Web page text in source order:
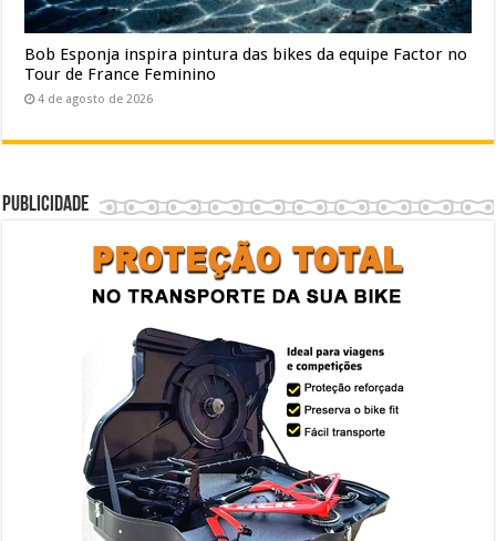
Bob Esponja inspira pintura das bikes da equipe Factor no
Tour de France Feminino
4 de agosto de 2026
Publicidade